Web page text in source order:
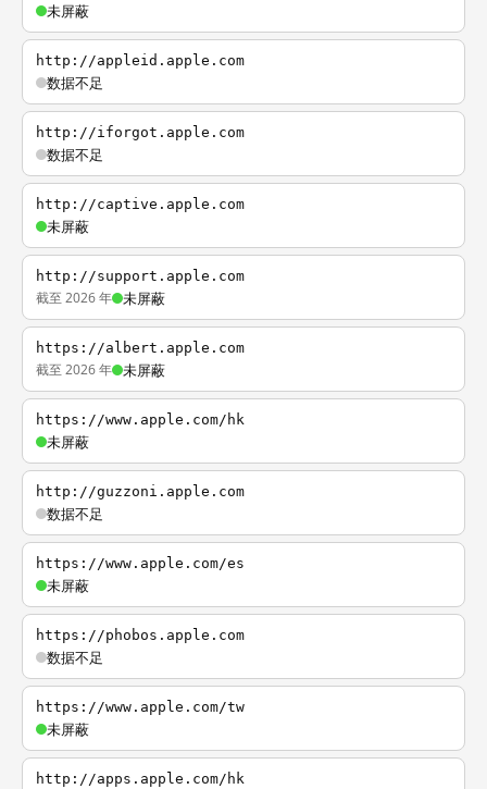
未屏蔽
http://appleid.apple.com
数据不足
http://iforgot.apple.com
数据不足
http://captive.apple.com
未屏蔽
http://support.apple.com
截至 2026 年 未屏蔽
https://albert.apple.com
截至 2026 年 未屏蔽
https://www.apple.com/hk
未屏蔽
http://guzzoni.apple.com
数据不足
https://www.apple.com/es
未屏蔽
https://phobos.apple.com
数据不足
https://www.apple.com/tw
未屏蔽
http://apps.apple.com/hk